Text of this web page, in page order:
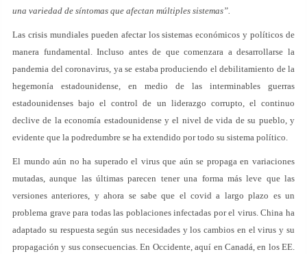
una variedad de síntomas que afectan múltiples sistemas”.
Las crisis mundiales pueden afectar los sistemas económicos y políticos de
manera fundamental. Incluso antes de que comenzara a desarrollarse la
pandemia del coronavirus, ya se estaba produciendo el debilitamiento de la
hegemonía estadounidense, en medio de las interminables guerras
estadounidenses bajo el control de un liderazgo corrupto, el continuo
declive de la economía estadounidense y el nivel de vida de su pueblo, y
evidente que la podredumbre se ha extendido por todo su sistema político.
El mundo aún no ha superado el virus que aún se propaga en variaciones
mutadas, aunque las últimas parecen tener una forma más leve que las
versiones anteriores, y ahora se sabe que el covid a largo plazo es un
problema grave para todas las poblaciones infectadas por el virus. China ha
adaptado su respuesta según sus necesidades y los cambios en el virus y su
propagación y sus consecuencias. En Occidente, aquí en Canadá, en los EE.